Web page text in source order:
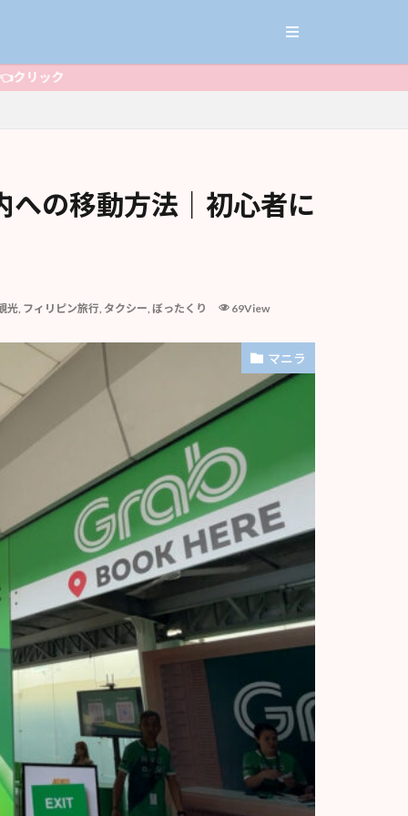
の移動方法｜初心者に
光, フィリピン旅行, タクシー, ぼったくり 69View
マニラ